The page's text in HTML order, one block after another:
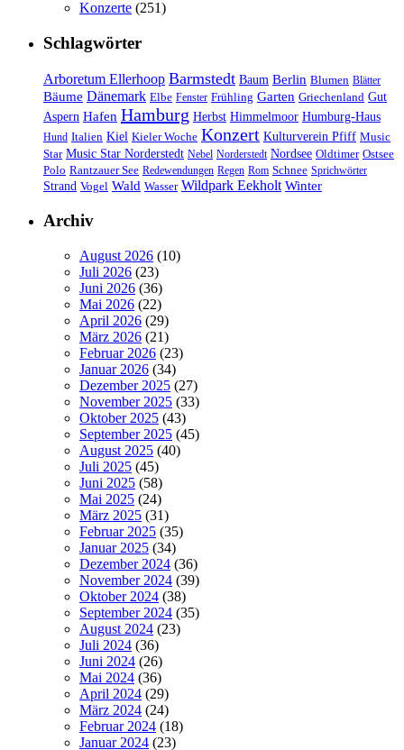
Konzerte (251)
Schlagwörter
Arboretum Ellerhoop Barmstedt Baum Berlin Blumen Blätter
Bäume Dänemark Elbe Fenster Frühling Garten Griechenland Gut
Aspern Hafen Hamburg Herbst Himmelmoor Humburg-Haus
Hund Italien Kiel Kieler Woche Konzert Kulturverein Pfiff Music
Star Music Star Norderstedt Nebel Norderstedt Nordsee Oldtimer Ostsee
Polo Rantzauer See Redewendungen Regen Rom Schnee Sprichwörter
Strand Vogel Wald Wasser Wildpark Eekholt Winter
Archiv
August 2026 (10)
Juli 2026 (23)
Juni 2026 (36)
Mai 2026 (22)
April 2026 (29)
März 2026 (21)
Februar 2026 (23)
Januar 2026 (34)
Dezember 2025 (27)
November 2025 (33)
Oktober 2025 (43)
September 2025 (45)
August 2025 (40)
Juli 2025 (45)
Juni 2025 (58)
Mai 2025 (24)
März 2025 (31)
Februar 2025 (35)
Januar 2025 (34)
Dezember 2024 (36)
November 2024 (39)
Oktober 2024 (38)
September 2024 (35)
August 2024 (23)
Juli 2024 (36)
Juni 2024 (26)
Mai 2024 (36)
April 2024 (29)
März 2024 (24)
Februar 2024 (18)
Januar 2024 (23)